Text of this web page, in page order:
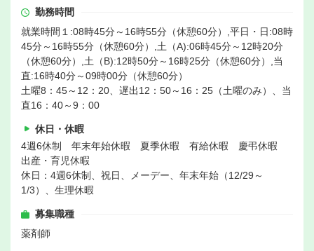
勤務時間
就業時間１:08時45分～16時55分（休憩60分）,平日・日:08時
45分～16時55分（休憩60分）,土（A):06時45分～12時20分
（休憩60分）,土（B):12時50分～16時25分（休憩60分）,当
直:16時40分～09時00分（休憩60分）
土曜8：45～12：20、遅出12：50～16：25（土曜のみ）、当
直16：40～9：00
休日・休暇
4週6休制 年末年始休暇 夏季休暇 有給休暇 慶弔休暇
出産・育児休暇
休日：4週6休制、祝日、メーデー、年末年始（12/29～
1/3）、生理休暇
募集職種
薬剤師